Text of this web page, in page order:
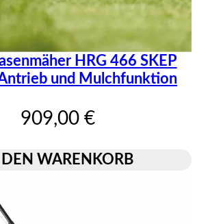
HRG 466 SKEP
und Mulchfunktion
909,00 €
DEN WARENKORB